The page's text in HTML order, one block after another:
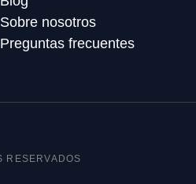
Sobre nosotros
Preguntas frecuentes
RESERVADOS